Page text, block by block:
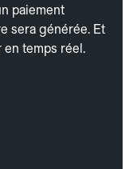
paiement
sera générée. Et
temps réel.